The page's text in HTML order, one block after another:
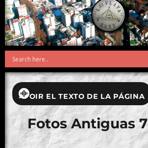
OIR EL TEXTO DE LA PÁGINA
Fotos Antiguas 7